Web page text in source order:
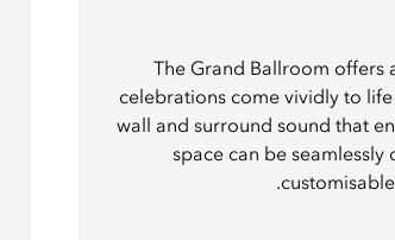
The Grand Ballroom
celebrations come vividly to
wall and surround sound that
space can be